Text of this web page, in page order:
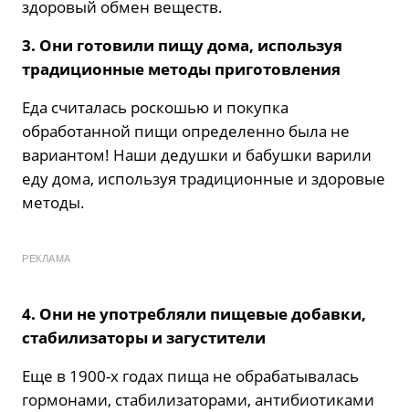
здоровый обмен веществ.
3. Они готовили пищу дома, используя
традиционные методы приготовления
Еда считалась роскошью и покупка
обработанной пищи определенно была не
вариантом! Наши дедушки и бабушки варили
еду дома, используя традиционные и здоровые
методы.
РЕКЛАМА
4. Они не употребляли пищевые добавки,
стабилизаторы и загустители
Еще в 1900-х годах пища не обрабатывалась
гормонами, стабилизаторами, антибиотиками